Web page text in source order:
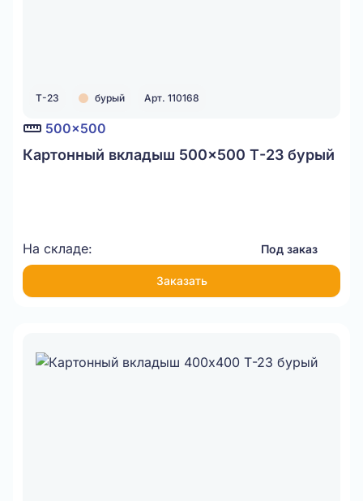
Т-23 бурый Арт. 110168
500x500
Картонный вкладыш 500x500 Т-23 бурый
На складе: Под заказ
Заказать